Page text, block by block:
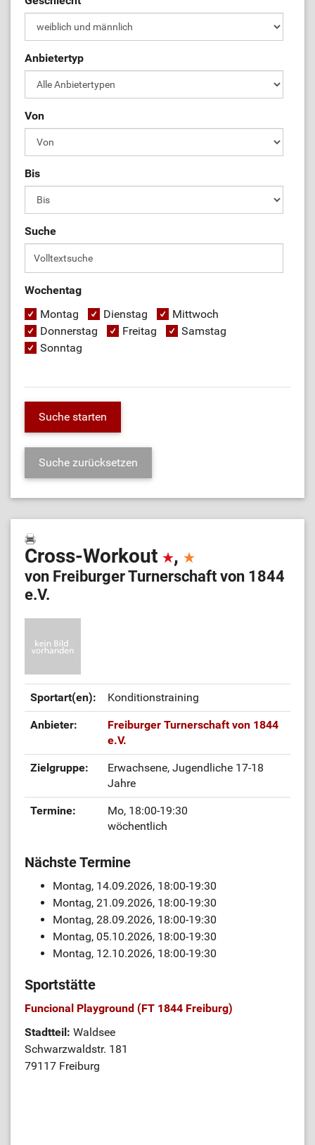
Anbietertyp
Von
Bis
Suche
Wochentag
Montag
Dienstag
Mittwoch
Donnerstag
Freitag
Samstag
Sonntag
Cross-Workout ,
von Freiburger Turnerschaft von 1844
e.V.
Sportart(en): Konditionstraining
Anbieter:
Freiburger Turnerschaft von 1844
e.V.
Zielgruppe:
Erwachsene, Jugendliche 17-18
Jahre
Termine:
Mo, 18:00-19:30
wöchentlich
Nächste Termine
Montag, 14.09.2026, 18:00-19:30
Montag, 21.09.2026, 18:00-19:30
Montag, 28.09.2026, 18:00-19:30
Montag, 05.10.2026, 18:00-19:30
Montag, 12.10.2026, 18:00-19:30
Sportstätte
Funcional Playground (FT 1844 Freiburg)
Stadtteil: Waldsee
Schwarzwaldstr. 181
79117 Freiburg